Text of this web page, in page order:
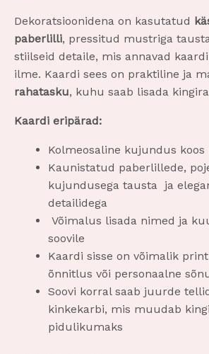
Dekoratsioonidena on kasutatud
paberlilli, pressitud mustriga
stiilseid detaile, mis annavad
ilme. Kaardi sees on praktiline ja
rahatasku, kuhu saab lisada
Kaardi eripärad:
Kolmeosaline kujundus koos
Kaunistatud paberlillede,
kujundusega tausta ja
detailidega
Võimalus lisada nimed ja
soovile
Kaardi sisse on võimalik
õnnitlus või personaalne
Soovi korral saab juurde
kinkekarbi, mis muudab
pidulikumaks